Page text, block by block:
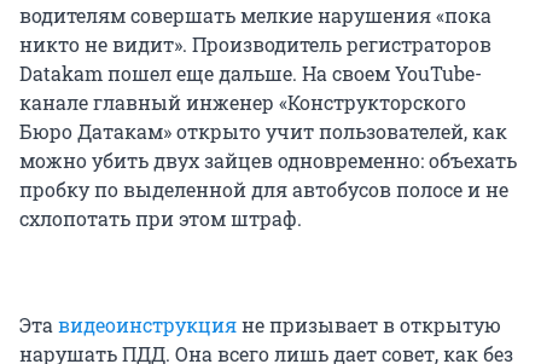
водителям совершать мелкие нарушения «пока
никто не видит». Производитель регистраторов
Datakam пошел еще дальше. На своем YouTube-
канале главный инженер «Конструкторского
Бюро Датакам» открыто учит пользователей, как
можно убить двух зайцев одновременно: объехать
пробку по выделенной для автобусов полосе и не
схлопотать при этом штраф.
Эта видеоинструкцияне призывает в открытую
нарушать ПДД. Она всего лишь дает совет, как без